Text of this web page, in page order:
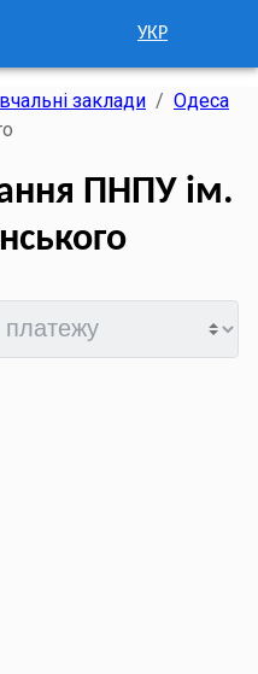
УКР
заклади / Одеса
ПНПУ ім.